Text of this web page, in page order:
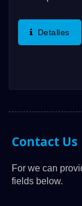
Serie De
DAILYWELL
Detalles